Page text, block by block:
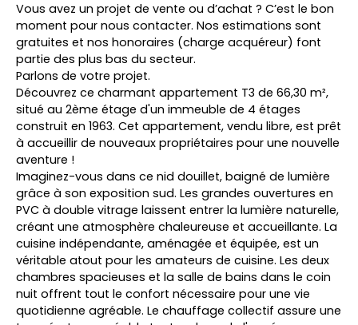
Vous avez un projet de vente ou d’achat ? C’est le bon
moment pour nous contacter. Nos estimations sont
gratuites et nos honoraires (charge acquéreur) font
partie des plus bas du secteur.
Parlons de votre projet.
Découvrez ce charmant appartement T3 de 66,30 m²,
situé au 2ème étage d'un immeuble de 4 étages
construit en 1963. Cet appartement, vendu libre, est prêt
à accueillir de nouveaux propriétaires pour une nouvelle
aventure !
Imaginez-vous dans ce nid douillet, baigné de lumière
grâce à son exposition sud. Les grandes ouvertures en
PVC à double vitrage laissent entrer la lumière naturelle,
créant une atmosphère chaleureuse et accueillante. La
cuisine indépendante, aménagée et équipée, est un
véritable atout pour les amateurs de cuisine. Les deux
chambres spacieuses et la salle de bains dans le coin
nuit offrent tout le confort nécessaire pour une vie
quotidienne agréable. Le chauffage collectif assure une